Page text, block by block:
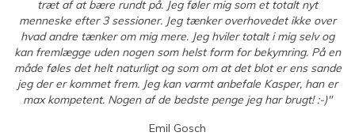
træt af at bære rundt på. Jeg føler mig som et totalt nyt
menneske efter 3 sessioner. Jeg tænker overhovedet ikke over
hvad andre tænker om mig mere. Jeg hviler totalt i mig selv og
kan fremlægge uden nogen som helst form for bekymring. På en
måde føles det helt naturligt og som om at det blot er ens sande
jeg der er kommet frem. Jeg kan varmt anbefale Kasper, han er
max kompetent. Nogen af de bedste penge jeg har brugt! :-)"
Emil Gosch